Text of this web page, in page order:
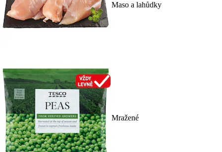
Maso a lahůdky
Mražené